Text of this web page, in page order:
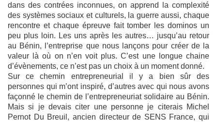
dans des contrées inconnues, on apprend la complexité
des systèmes sociaux et culturels, la guerre aussi, chaque
rencontre et chaque épreuve fait tomber les dominos un
peu plus loin. Les uns après les autres… jusqu’au retour
au Bénin, l’entreprise que nous lançons pour créer de la
valeur là où on n’en voit plus. C’est une longue chaine
d’évènements, ce n’est pas un choix à un moment donné.
Sur ce chemin entrepreneurial il y a bien sûr des
personnes qui m’ont inspiré, d’autres avec qui nous avons
façonné le chemin de l’entrepreneuriat solidaire au Bénin.
Mais si je devais citer une personne je citerais Michel
Pernot Du Breuil, ancien directeur de SENS France, qui